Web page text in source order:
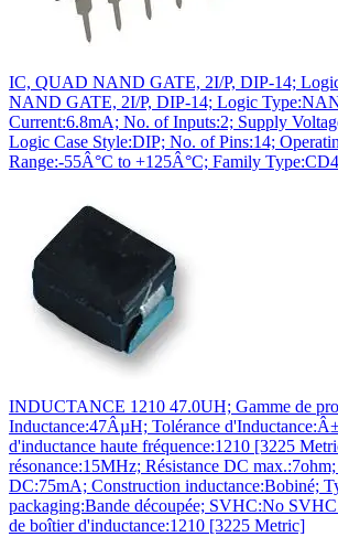
IC, QUAD NAND GATE, 2I/P, DIP-14;
NAND GATE, 2I/P, DIP-14; Logic
Current:6.8mA; No. of Inputs:2; Supply
Logic Case Style:DIP; No. of Pins:14;
Range:-55Â°C to +125Â°C; Family
INDUCTANCE 1210 47.0UH; Gamme de
Inductance:47ÂµH; Tolérance
d'inductance haute fréquence:1210 [3225
résonance:15MHz; Résistance DC
DC:75mA; Construction inductance:Bobiné;
packaging:Bande découpée; SVHC:No
de boîtier d'inductance:1210 [3225 Metric]